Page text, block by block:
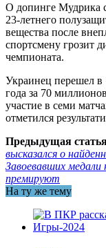
О допинге Мудрика
23-летнего
вещества после
спортсмену грозит
чемпионата.
Украинец перешел в
года за 70
участие в семи
отметился
Предыдущая
высказался о
Завоевавших медали
премируют
На ту же тему